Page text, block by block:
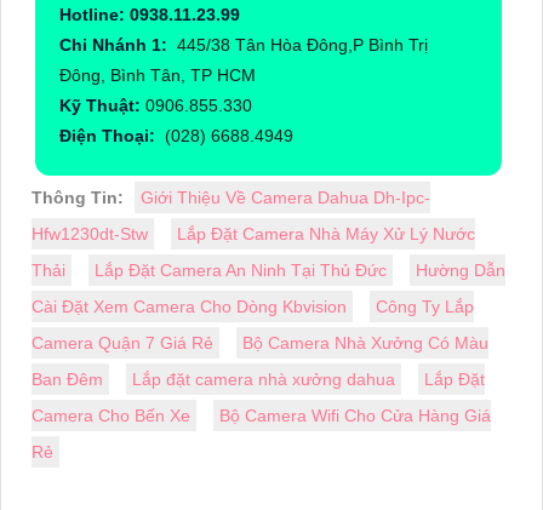
Hotline: 0938.11.23.99
Chi Nhánh 1: 445/38 Tân Hòa Đông,P Bình Trị
Đông, Bình Tân, TP HCM
Kỹ Thuật: 0906.855.330
Điện Thoại: (028) 6688.4949
Thông Tin:
Giới Thiệu Về Camera Dahua Dh-Ipc-
Hfw1230dt-Stw
Lắp Đặt Camera Nhà Máy Xử Lý Nước
Thải
Lắp Đặt Camera An Ninh Tại Thủ Đức
Hường Dẫn
Cài Đặt Xem Camera Cho Dòng Kbvision
Công Ty Lắp
Camera Quận 7 Giá Rẻ
Bộ Camera Nhà Xưởng Có Màu
Ban Đêm
Lắp đặt camera nhà xưởng dahua
Lắp Đặt
Camera Cho Bến Xe
Bộ Camera Wifi Cho Cửa Hàng Giá
Rẻ